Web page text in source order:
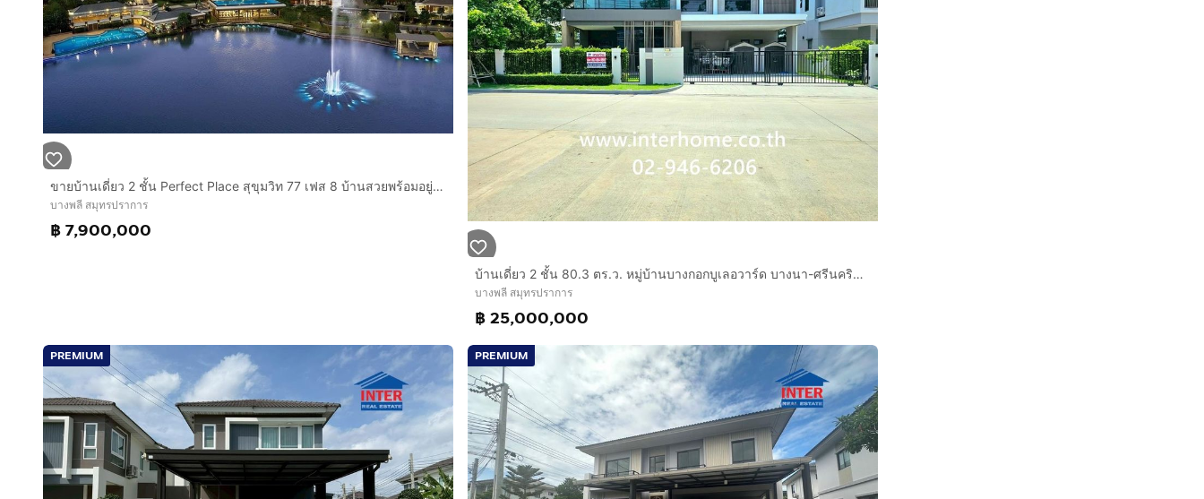
กดเพื่อดูเบอร์โทร xxxxxx417
Line : chanuthslee
TikTok : NinniraRealAsset
www.RealityAssetPlus.com
รับฝากขาย / เช่า อสังหาฯทุกประเภท รับซื้อบ้าน/คอนโดเก่า
รับบริการเดินสินเชื่อและรับขายฝาก อสังหาฯทุกประเภท
English Version as below
For Sale Beautiful Burasiri Wongwaen-On Nut Village(Twin-Plot Aspect) Samut Prakan
Soi Kanchana Phisek 39, Kanchana Phisek Road, Racha Thewa, Bang Phli, Samut Prakan
1 living room I 1 Thai kitchen
Parking for 2 cars
4 air conditioners.
For inquiries or to schedule a viewing
Please contact K’ Nin
Tel : กดเพื่อดูเบอร์โทร xxxxxx002
กดเพื่อดูเบอร์โทร xxxxxx417
ขายบ้านเดี่ยว 2 ชั้น Perfect Place สุขุมวิท 77 เฟส 8 บ้านสวยพร้อมอยู่ 4 ห้องนอน ติดสวนส่วนกลาง ทำเลอ่อนนุช-ลาดกระบัง
บางพลี สมุทรปราการ
฿ 7,900,000
บ้านเดี่ยว 2 ชั้น 80.3 ตร.ว. หมู่บ้านบางกอกบูเลอวาร์ด บางนา-ศรีนครินทร์ ใกล้เมกาบางนา และโรงเรียนนานาชาติสิงคโปร์สุวรรณภูมิ
บางพลี สมุทรปราการ
฿ 25,000,000
PREMIUM PREMIUM